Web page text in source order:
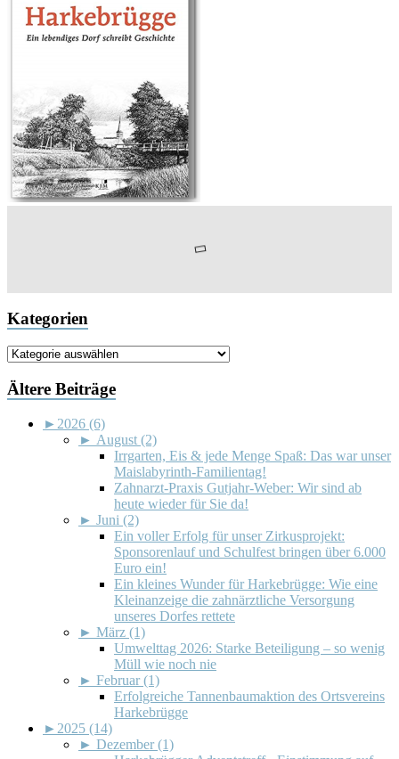
Kategorien
Kategorien
Ältere Beiträge
► 2026 (6)
► August (2)
Irrgarten, Eis & jede Menge Spaß: Das war unser
Maislabyrinth-Familientag!
Zahnarzt-Praxis Gutjahr-Weber: Wir sind ab
heute wieder für Sie da!
► Juni (2)
Ein voller Erfolg für unser Zirkusprojekt:
Sponsorenlauf und Schulfest bringen über 6.000
Euro ein!
Ein kleines Wunder für Harkebrügge: Wie eine
Kleinanzeige die zahnärztliche Versorgung
unseres Dorfes rettete
► März (1)
Umwelttag 2026: Starke Beteiligung – so wenig
Müll wie noch nie
► Februar (1)
Erfolgreiche Tannenbaumaktion des Ortsvereins
Harkebrügge
► 2025 (14)
► Dezember (1)